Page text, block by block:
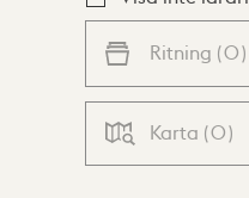
Ritning (0)
Karta (0)